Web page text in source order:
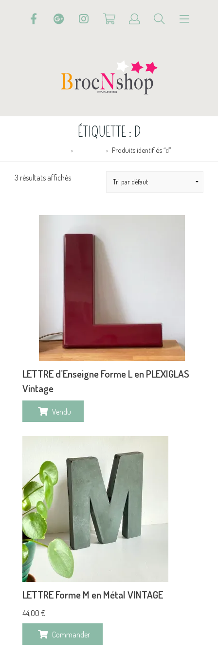
ÉTIQUETTE : D
Produits identifiés “d”
3 résultats affichés
LETTRE d’Enseigne Forme L en PLEXIGLAS
Vintage
Vendu
LETTRE Forme M en Métal VINTAGE
44,00 €
Commander